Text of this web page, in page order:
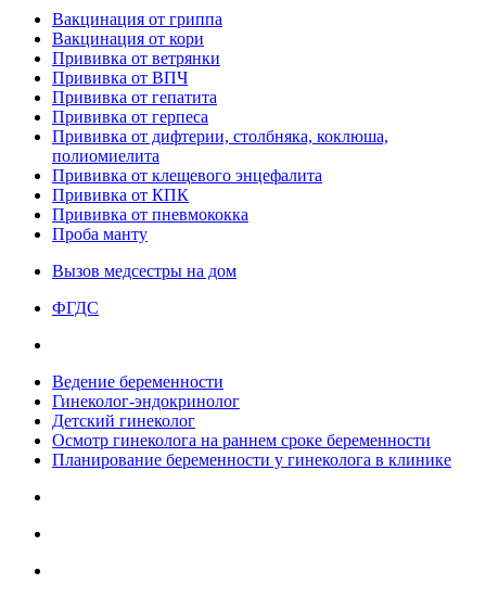
Вакцинация от гриппа
Вакцинация от кори
Прививка от ветрянки
Прививка от ВПЧ
Прививка от гепатита
Прививка от герпеса
Прививка от дифтерии, столбняка, коклюша,
полиомиелита
Прививка от клещевого энцефалита
Прививка от КПК
Прививка от пневмококка
Проба манту
Вызов медсестры на дом
ФГДС
Ведение беременности
Гинеколог-эндокринолог
Детский гинеколог
Осмотр гинеколога на раннем сроке беременности
Планирование беременности у гинеколога в клинике